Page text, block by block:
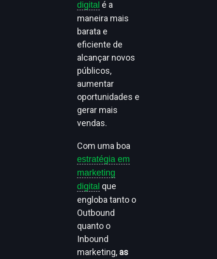
digital é a
maneira mais
barata e
eficiente de
alcançar novos
públicos,
aumentar
oportunidades e
gerar mais
vendas.
Com uma boa
estratégia em
marketing
digital que
engloba tanto o
Outbound
quanto o
Inbound
marketing, as